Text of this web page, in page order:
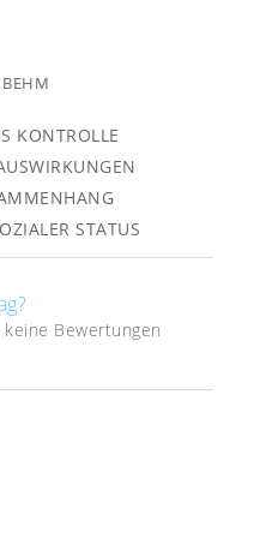
KONTROLLE
STATUS
Bewertungen